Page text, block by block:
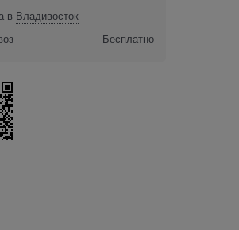
в Владивосток
Бесплатно